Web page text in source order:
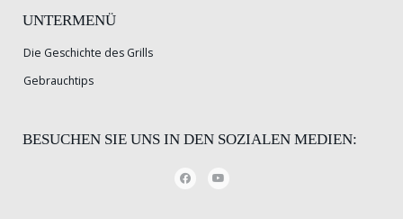
UNTERMENÜ
Die Geschichte des Grills
Gebrauchtips
BESUCHEN SIE UNS IN DEN SOZIALEN MEDIEN: